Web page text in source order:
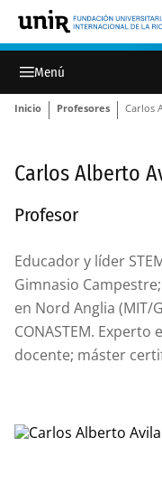
Inicio Profesores
Carlos Alberto
Profesor
Educador y líder
Gimnasio
en Nord Anglia (MIT/
CONASTEM.
docente; máster